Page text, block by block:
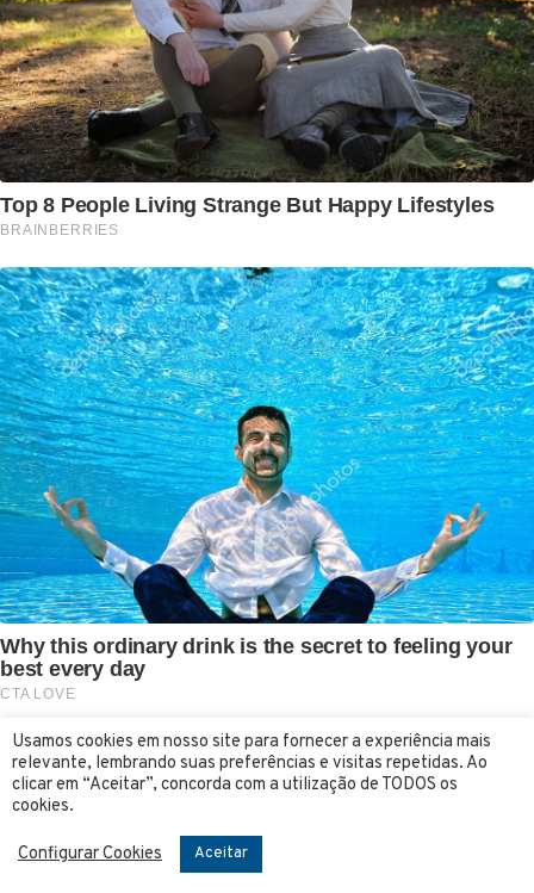
Usamos cookies em nosso site para fornecer a experiência mais
relevante, lembrando suas preferências e visitas repetidas. Ao
clicar em “Aceitar”, concorda com a utilização de TODOS os
cookies.
Configurar Cookies Aceitar